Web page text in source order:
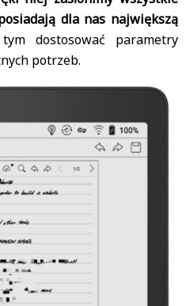
dla nas największą
dostosować parametry
potrzeb.